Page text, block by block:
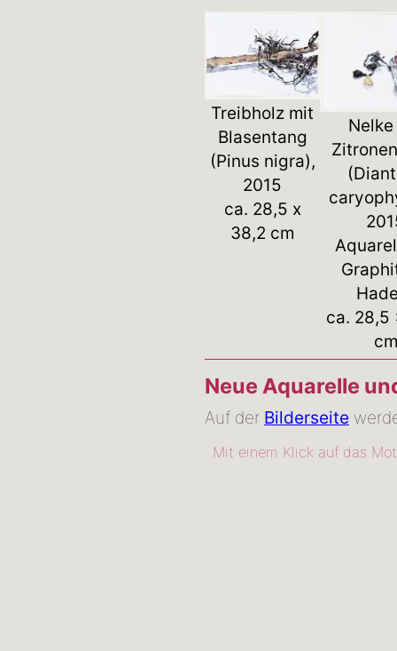
Treibholz mit
Blasentang
(Pinus nigra),
2015
ca. 28,5 x
38,2 cm
ca. 28,5
cm
Neue Aquarelle
Auf der Bilderseite
Mit einem Klick auf das